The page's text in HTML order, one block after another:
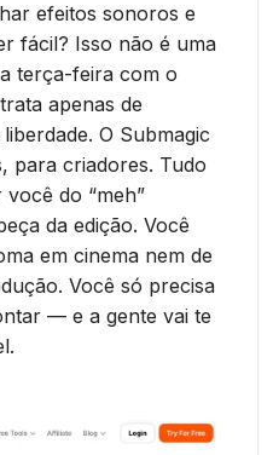
efeitos sonoros e
fácil? Isso não é uma
terça-feira com o
apenas de
O Submagic
para criadores. Tudo
do “meh”
da edição. Você
em cinema nem de
Você só precisa
— e a gente vai te